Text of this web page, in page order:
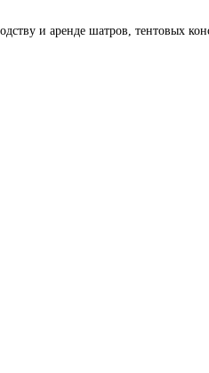
и аренде шатров, тентовых